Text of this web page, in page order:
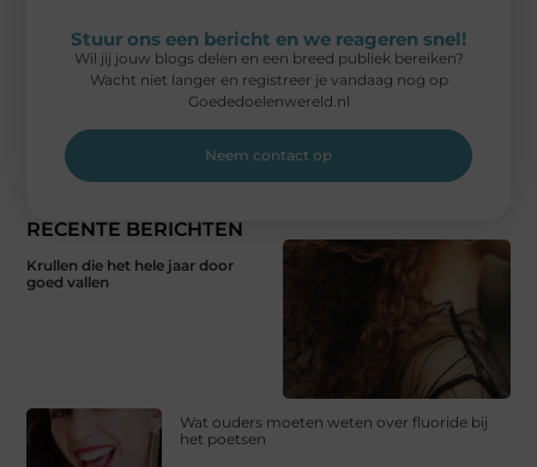
RECENTE BERICHTEN
Krullen die het hele jaar door
goed vallen
Wat ouders moeten weten over fluoride bij
het poetsen
Stuur ons een bericht en we reageren snel!
Wil jij jouw blogs delen en een breed publiek bereiken?
Wacht niet langer en registreer je vandaag nog op
Goededoelenwereld.nl
Neem contact op